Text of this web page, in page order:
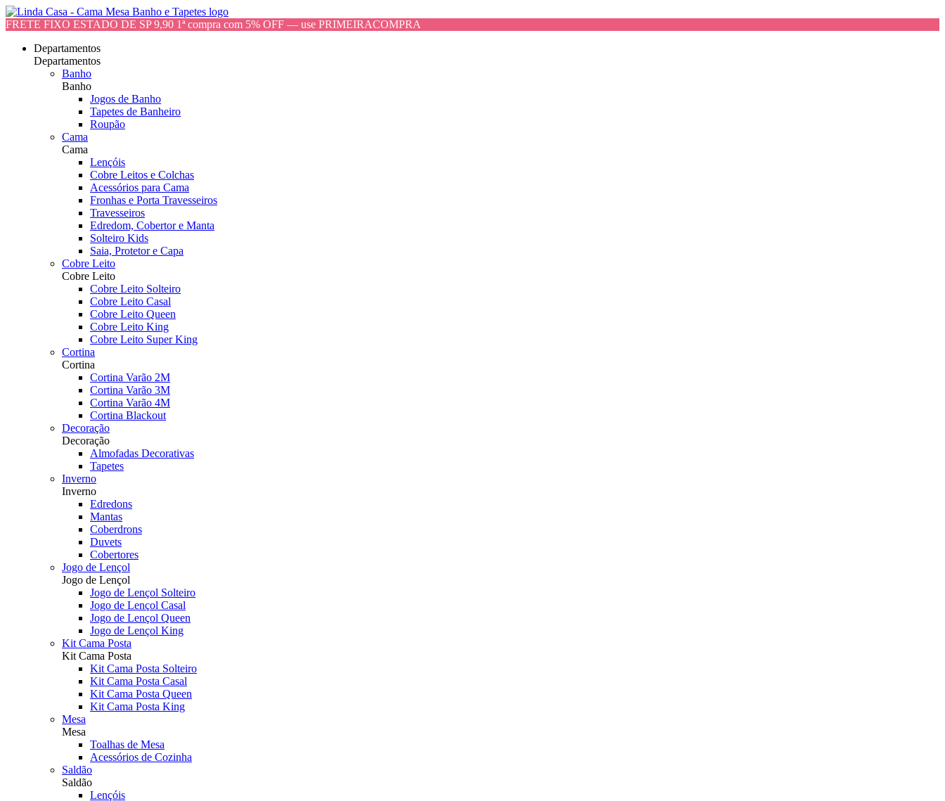
FRETE FIXO ESTADO DE SP 9,90 1ª compra com 5% OFF — use PRIMEIRACOMPRA
Departamentos
Departamentos
Banho
Banho
Jogos de Banho
Tapetes de Banheiro
Roupão
Cama
Cama
Lençóis
Cobre Leitos e Colchas
Acessórios para Cama
Fronhas e Porta Travesseiros
Travesseiros
Edredom, Cobertor e Manta
Solteiro Kids
Saia, Protetor e Capa
Cobre Leito
Cobre Leito
Cobre Leito Solteiro
Cobre Leito Casal
Cobre Leito Queen
Cobre Leito King
Cobre Leito Super King
Cortina
Cortina
Cortina Varão 2M
Cortina Varão 3M
Cortina Varão 4M
Cortina Blackout
Decoração
Decoração
Almofadas Decorativas
Tapetes
Inverno
Inverno
Edredons
Mantas
Coberdrons
Duvets
Cobertores
Jogo de Lençol
Jogo de Lençol
Jogo de Lençol Solteiro
Jogo de Lençol Casal
Jogo de Lençol Queen
Jogo de Lençol King
Kit Cama Posta
Kit Cama Posta
Kit Cama Posta Solteiro
Kit Cama Posta Casal
Kit Cama Posta Queen
Kit Cama Posta King
Mesa
Mesa
Toalhas de Mesa
Acessórios de Cozinha
Saldão
Saldão
Lençóis